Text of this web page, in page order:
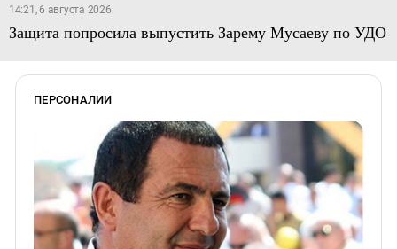
14:21, 6 августа 2026
Защита попросила выпустить Зарему Мусаеву по УДО
ПЕРСОНАЛИИ